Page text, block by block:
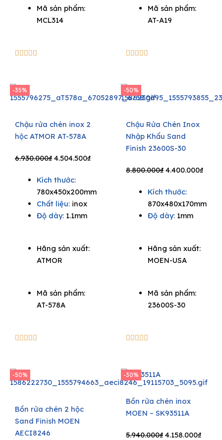
Mã sản phẩm:
MCL314
    
Mã sản phẩm:
AT-A19
    
-35%
Chậu rửa chén inox 2
hộc ATMOR AT-578A
6.930.000₫ Original
was:
6.930.000₫.
4.504.500₫Current
4.504.500₫.
Kích thước:
780x450x200mm
Chất liệu:inox
Độ dày:1.1mm
Hãng sản xuất:
ATMOR
Mã sản phẩm:
AT-578A
    
-50%
Chậu Rửa Chén Inox
Nhập Khẩu Sand
Finish 23600S-30
8.800.000₫ Original
was:
8.800.000₫.
4.400.000₫
Kích thước:
870x480x170mm
Độ dày:1mm
Hãng sản xuất:
MOEN-USA
Mã sản phẩm:
23600S-30
    
-50%
Bồn rửa chén 2 hộc
Sand Finish MOEN
AECI8246
-30%
Bồn rửa chén inox
MOEN – SK93511A
5.940.000₫ Original
4.158.000₫